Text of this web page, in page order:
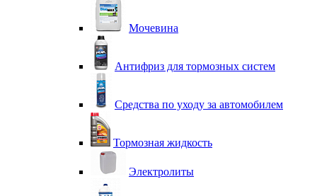
Мочевина
Антифриз для тормозных систем
Средства по уходу за автомобилем
Тормозная жидкость
Электролиты